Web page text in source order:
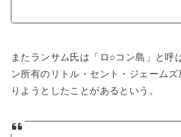
またランサム氏は「ロ○コン島」と呼
ン所有のリトル・セント・ジェーム
りようとしたことがあるという。